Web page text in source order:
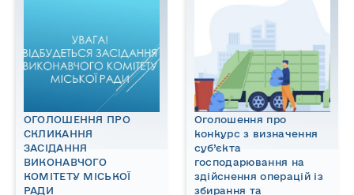
ОГОЛОШЕННЯ ПРО
СКЛИКАННЯ
ЗАСІДАННЯ
ВИКОНАВЧОГО
КОМІТЕТУ МІСЬКОЇ
РАДИ
Оголошення про
конкурс з визначення
суб’єкта
господарювання на
здійснення операцій із
збирання та